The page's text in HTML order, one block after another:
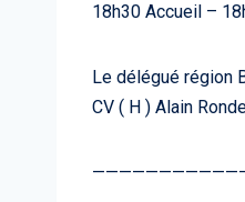
18h30 Accueil –
Le délégué région
CV ( H ) Alain